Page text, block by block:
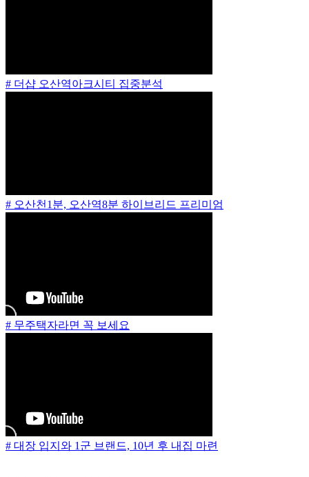
# 더샵 오산역아크시티 집중분석
# 오산천1분, 오산역8분 하이브리드 프리미엄
# 무주택자라면 꼭 보세요
# 대장 입지와 1군 브랜드, 10년 후 내집 마련